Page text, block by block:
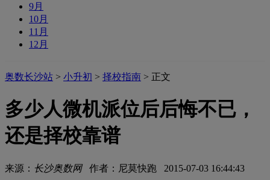
9月
10月
11月
12月
奥数长沙站 > 小升初 > 择校指南 > 正文
多少人微机派位后后悔不已，
还是择校靠谱
来源： 长沙奥数网作者：尼莫快跑 2015-07-03 16:44:43